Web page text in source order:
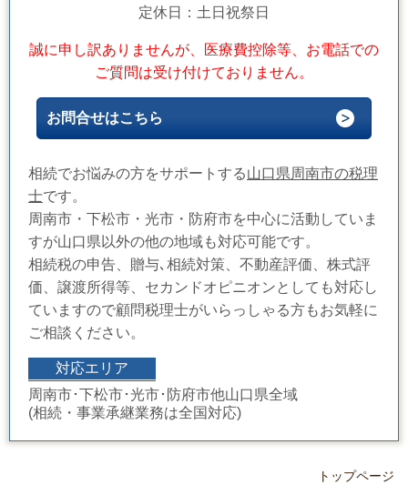
定休日：土日祝祭日
誠に申し訳ありませんが、医療費控除等、お電話での
ご質問は受け付けておりません。
お問合せはこちら
相続でお悩みの方をサポートする山口県周南市の税理
士です。
周南市・下松市・光市・防府市を中心に活動していま
すが山口県以外の他の地域も対応可能です。
相続税の申告、贈与､相続対策、不動産評価、株式評
価、譲渡所得等、セカンドオピニオンとしても対応し
ていますので顧問税理士がいらっしゃる方もお気軽に
ご相談ください。
対応エリア
周南市･下松市･光市･防府市他山口県全域
(相続・事業承継業務は全国対応)
トップページ